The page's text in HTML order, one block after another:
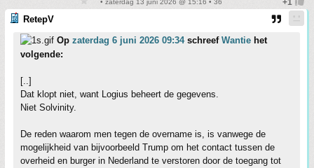
• zaterdag 13 juni 2026 @ 15:16 • 36
RetepV
Op zaterdag 6 juni 2026 09:34schreef Wantie het
volgende:
[..]
Dat klopt niet, want Logius beheert de gegevens.
Niet Solvinity.
De reden waarom men tegen de overname is, is vanwege de
mogelijkheid van bijvoorbeeld Trump om het contact tussen de
overheid en burger in Nederland te verstoren door de toegang tot